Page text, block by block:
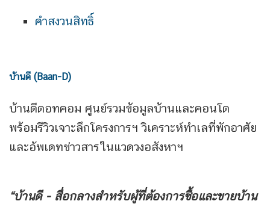
คำสงวนสิทธิ์
บ้านดี (Baan-D)
บ้านดีดอทคอม ศูนย์รวมข้อมูลบ้านและคอนโด
พร้อมรีวิวเจาะลึกโครงการฯ วิเคราะห์ทำเลที่พักอาศัย
และอัพเดทข่าวสารในแวดวงอสังหาฯ
“บ้านดี - สื่อกลางสำหรับผู้ที่ต้องการซื้อและขายบ้าน